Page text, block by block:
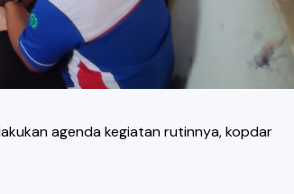
agenda kegiatan rutinnya, kopdar